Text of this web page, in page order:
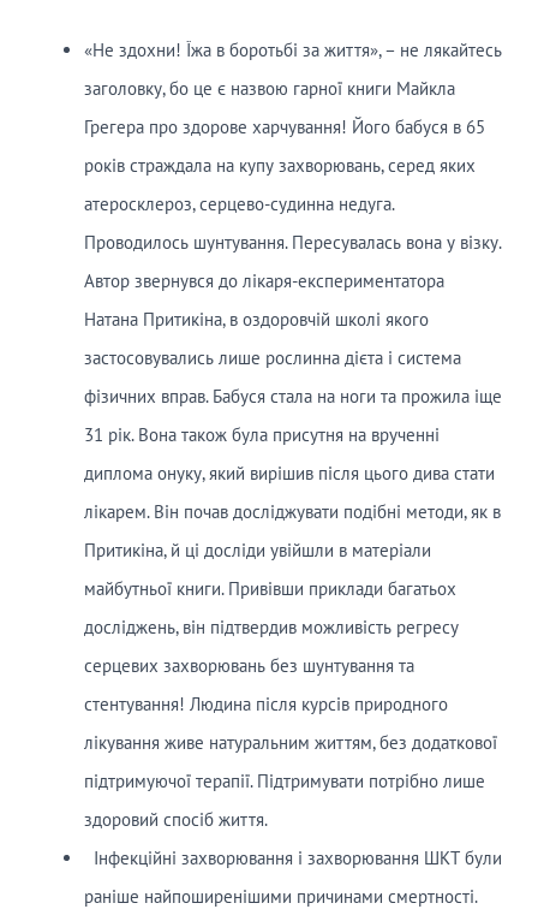
«Не здохни! Їжа в боротьбі за життя», – не лякайтесь
заголовку, бо це є назвою гарної книги Майкла
Грегера про здорове харчування! Його бабуся в 65
років страждала на купу захворювань, серед яких
атеросклероз, серцево-судинна недуга.
Проводилось шунтування. Пересувалась вона у візку.
Автор звернувся до лікаря-експериментатора
Натана Притикіна, в оздоровчій школі якого
застосовувались лише рослинна дієта і система
фізичних вправ. Бабуся стала на ноги та прожила іще
31 рік. Вона також була присутня на врученні
диплома онуку, який вирішив після цього дива стати
лікарем. Він почав досліджувати подібні методи, як в
Притикіна, й ці досліди увійшли в матеріали
майбутньої книги. Привівши приклади багатьох
досліджень, він підтвердив можливість регресу
серцевих захворювань без шунтування та
стентування! Людина після курсів природного
лікування живе натуральним життям, без додаткової
підтримуючої терапії. Підтримувати потрібно лише
здоровий спосіб життя.
Інфекційні захворювання і захворювання ШКТ були
раніше найпоширенішими причинами смертності.